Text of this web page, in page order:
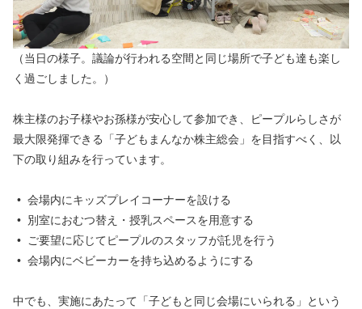
（当日の様子。議論が行われる空間と同じ場所で子ども達も楽し
く過ごしました。）
株主様のお子様やお孫様が安心して参加でき、ピープルらしさが
最大限発揮できる「子どもまんなか株主総会」を目指すべく、以
下の取り組みを行っています。
会場内にキッズプレイコーナーを設ける
別室におむつ替え・授乳スペースを用意する
ご要望に応じてピープルのスタッフが託児を行う
会場内にベビーカーを持ち込めるようにする
中でも、実施にあたって「子どもと同じ会場にいられる」という